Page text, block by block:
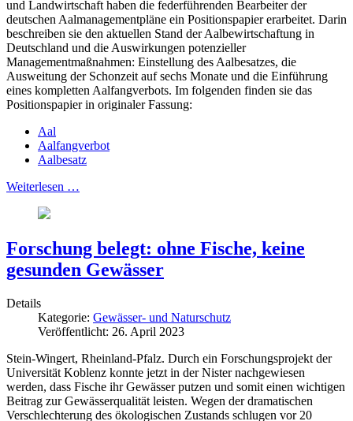
und Landwirtschaft haben die federführenden Bearbeiter der
deutschen Aalmanagementpläne ein Positionspapier erarbeitet. Darin
beschreiben sie den aktuellen Stand der Aalbewirtschaftung in
Deutschland und die Auswirkungen potenzieller
Managementmaßnahmen: Einstellung des Aalbesatzes, die
Ausweitung der Schonzeit auf sechs Monate und die Einführung
eines kompletten Aalfangverbots. Im folgenden finden sie das
Positionspapier in originaler Fassung:
Aal
Aalfangverbot
Aalbesatz
Weiterlesen …
Forschung belegt: ohne Fische, keine
gesunden Gewässer
Details
Kategorie: Gewässer- und Naturschutz
Veröffentlicht: 26. April 2023
Stein-Wingert, Rheinland-Pfalz. Durch ein Forschungsprojekt der
Universität Koblenz konnte jetzt in der Nister nachgewiesen
werden, dass Fische ihr Gewässer putzen und somit einen wichtigen
Beitrag zur Gewässerqualität leisten. Wegen der dramatischen
Verschlechterung des ökologischen Zustands schlugen vor 20